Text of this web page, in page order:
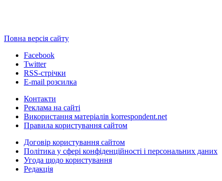
Повна версія сайту
Facebook
Twitter
RSS-стрічки
E-mail розсилка
Контакти
Реклама на сайті
Використання матеріалів korrespondent.net
Правила користування сайтом
Договір користування сайтом
Політика у сфері конфіденційності і персональних даних
Угода щодо користування
Редакція